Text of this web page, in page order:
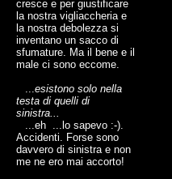
cresce e per giustificare
la nostra vigliaccheria e
la nostra debolezza si
inventano un sacco di
sfumature. Ma il bene e il
male ci sono eccome.
...esistono solo nella
testa di quelli di
sinistra...
...eh ...lo sapevo :-).
Accidenti. Forse sono
davvero di sinistra e non
me ne ero mai accorto!